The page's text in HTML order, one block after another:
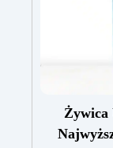
Żywica